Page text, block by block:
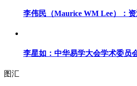
李伟民（Maurice WM Lee）：
李星如：中华易学大会学术委员
图汇